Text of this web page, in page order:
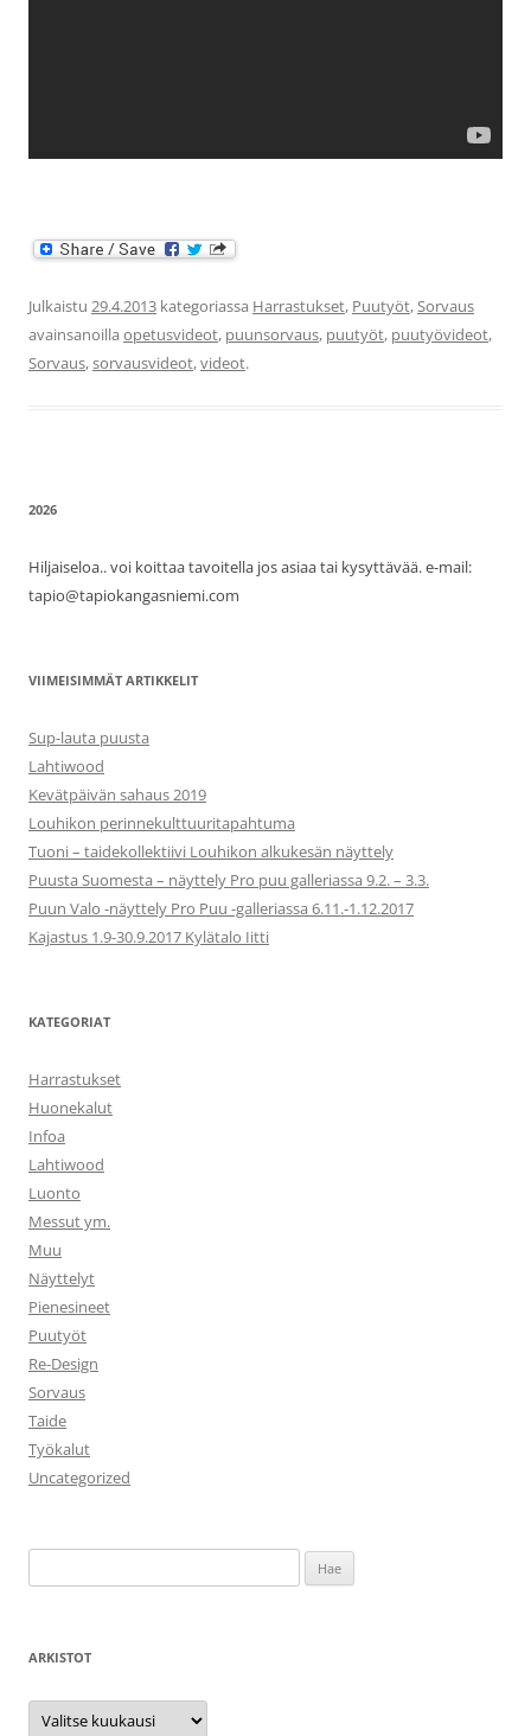
Julkaistu 29.4.2013 kategoriassa Harrastukset, Puutyöt,Sorvaus
avainsanoilla opetusvideot, puunsorvaus, puutyöt, puutyövideot,
Sorvaus,sorvausvideot,videot.
2026
Hiljaiseloa.. voi koittaa tavoitella jos asiaa tai kysyttävää. e-mail:
tapio@tapiokangasniemi.com
VIIMEISIMMÄT ARTIKKELIT
Sup-lauta puusta
Lahtiwood
Kevätpäivän sahaus 2019
Louhikon perinnekulttuuritapahtuma
Tuoni – taidekollektiivi Louhikon alkukesän näyttely
Puusta Suomesta – näyttely Pro puu galleriassa 9.2. – 3.3.
Puun Valo -näyttely Pro Puu -galleriassa 6.11.-1.12.2017
Kajastus 1.9-30.9.2017 Kylätalo Iitti
KATEGORIAT
Harrastukset
Huonekalut
Infoa
Lahtiwood
Luonto
Messut ym.
Muu
Näyttelyt
Pienesineet
Puutyöt
Re-Design
Sorvaus
Taide
Työkalut
Uncategorized
ARKISTOT
Arkistot